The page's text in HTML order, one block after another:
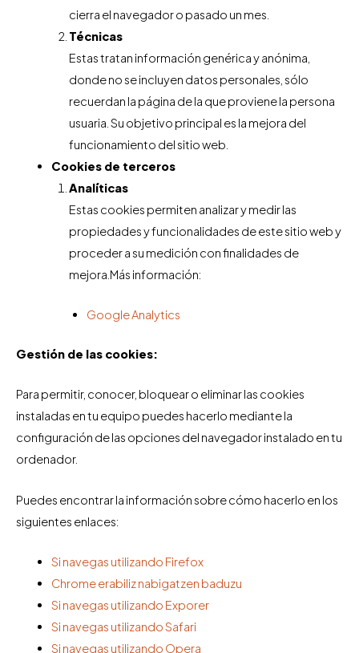
cierra el navegador o pasado un mes.
Técnicas
Estas tratan información genérica y anónima,
donde no se incluyen datos personales, sólo
recuerdan la página de la que proviene la persona
usuaria. Su objetivo principal es la mejora del
funcionamiento del sitio web.
Cookies de terceros
Analíticas
Estas cookies permiten analizar y medir las
propiedades y funcionalidades de este sitio web y
proceder a su medición con finalidades de
mejora.Más información:
Google Analytics
Gestión de las cookies:
Para permitir, conocer, bloquear o eliminar las cookies
instaladas en tu equipo puedes hacerlo mediante la
configuración de las opciones del navegador instalado en tu
ordenador.
Puedes encontrar la información sobre cómo hacerlo en los
siguientes enlaces:
Si navegas utilizando Firefox
Chrome erabiliz nabigatzen baduzu
Si navegas utilizando Exporer
Si navegas utilizando Safari
Si navegas utilizando Opera